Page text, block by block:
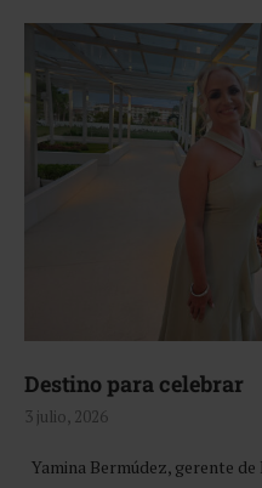
Destino para celebrar
3 julio, 2026
Yamina Bermúdez, gerente